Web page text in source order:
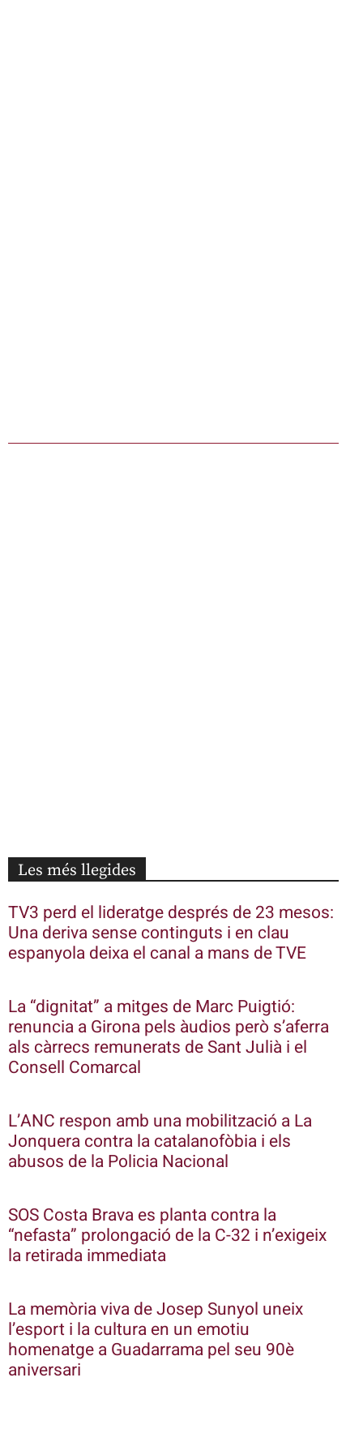
Les més llegides
TV3 perd el lideratge després de 23 mesos:
Una deriva sense continguts i en clau
espanyola deixa el canal a mans de TVE
La “dignitat” a mitges de Marc Puigtió:
renuncia a Girona pels àudios però s’aferra
als càrrecs remunerats de Sant Julià i el
Consell Comarcal
L’ANC respon amb una mobilització a La
Jonquera contra la catalanofòbia i els
abusos de la Policia Nacional
SOS Costa Brava es planta contra la
“nefasta” prolongació de la C-32 i n’exigeix
la retirada immediata
La memòria viva de Josep Sunyol uneix
l’esport i la cultura en un emotiu
homenatge a Guadarrama pel seu 90è
aniversari